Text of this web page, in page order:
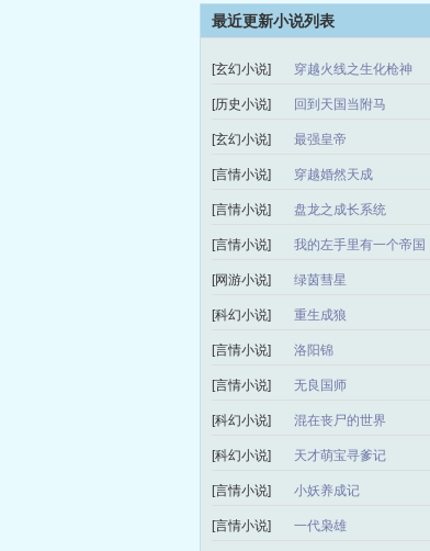
最近更新小说列表
[玄幻小说] 穿越火线之生化枪神
[历史小说] 回到天国当附马
[玄幻小说] 最强皇帝
[言情小说] 穿越婚然天成
[言情小说] 盘龙之成长系统
[言情小说] 我的左手里有一个帝国
[网游小说] 绿茵彗星
[科幻小说] 重生成狼
[言情小说] 洛阳锦
[言情小说] 无良国师
[科幻小说] 混在丧尸的世界
[科幻小说] 天才萌宝寻爹记
[言情小说] 小妖养成记
[言情小说] 一代枭雄